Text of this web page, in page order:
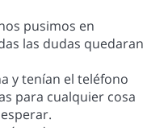
pusimos en
las dudas quedaran
y tenían el teléfono
para cualquier cosa